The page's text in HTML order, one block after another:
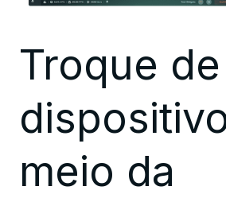
Troque de
meio da